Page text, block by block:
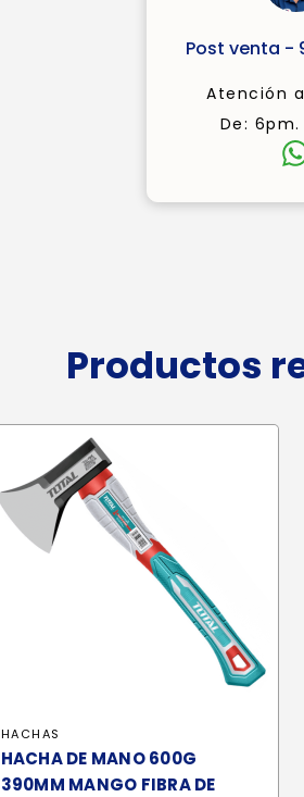
Post venta -
Atención
De: 6pm.
Productos
HACHAS
HACHA DE MANO 600G
390MM MANGO FIBRA DE